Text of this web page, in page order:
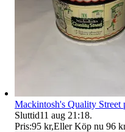
Mackintosh's Quality Street
Sluttid11 aug 21:18.
Pris:95 kr,Eller Köp nu 96 kr